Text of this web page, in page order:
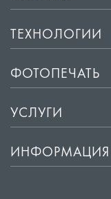
ТЕХНОЛОГИИ
ФОТОПЕЧАТЬ
УСЛУГИ
ИНФОРМАЦИЯ